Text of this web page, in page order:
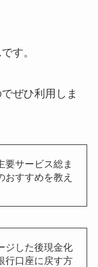
です。
ぜひ利用しま
要サービス総ま
すすめを教え
ジした後現金化
行口座に戻す方